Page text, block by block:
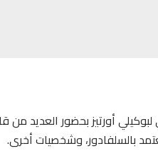
أورتيز بحضور العديد
بالسلفادور، وشخصيات أخرى.